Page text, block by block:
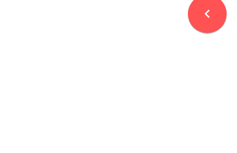
navigate_before